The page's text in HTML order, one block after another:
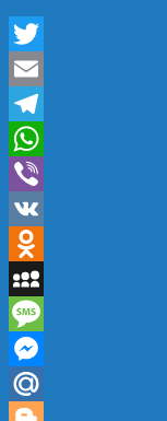
Twitter
Email
Telegram
WhatsApp
Viber
VK
Odnoklassniki
MySpace
Message
Messenger